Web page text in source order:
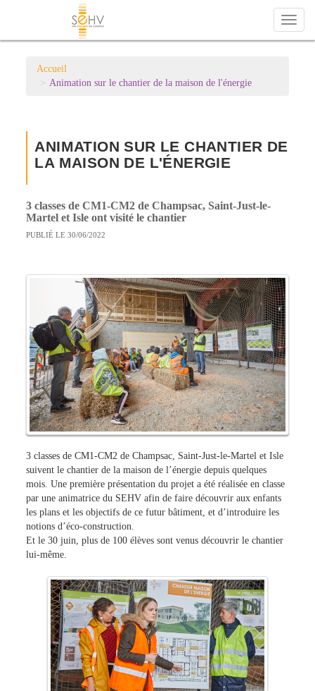
Toggle
Accueil
Animation sur le chantier de la maison de l'énergie
ANIMATION SUR LE CHANTIER DE
LA MAISON DE L'ÉNERGIE
3 classes de CM1-CM2 de Champsac, Saint-Just-le-
Martel et Isle ont visité le chantier
PUBLIÉ LE 30/06/2022
3 classes de CM1-CM2 de Champsac, Saint-Just-le-Martel et Isle
suivent le chantier de la maison de l’énergie depuis quelques
mois. Une première présentation du projet a été réalisée en classe
par une animatrice du SEHV afin de faire découvrir aux enfants
les plans et les objectifs de ce futur bâtiment, et d’introduire les
notions d’éco-construction.
Et le 30 juin, plus de 100 élèves sont venus découvrir le chantier
lui-même.